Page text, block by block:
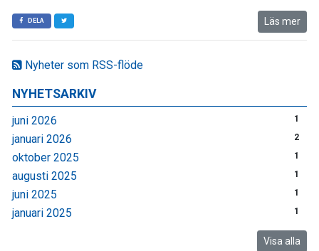
Nyheter som RSS-flöde
NYHETSARKIV
juni 2026 1
januari 2026 2
oktober 2025 1
augusti 2025 1
juni 2025 1
januari 2025 1
Visa alla
DELA Läs mer